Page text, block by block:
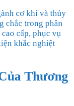
cơ khí và thủy
chắc trong phân
cấp, phục vụ
khắc nghiệt
Thương